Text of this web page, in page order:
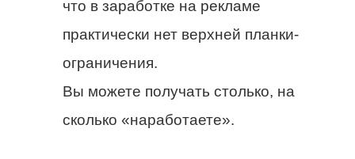
что в заработке на рекламе
практически нет верхней планки-
ограничения.
Вы можете получать столько, на
сколько «наработаете».